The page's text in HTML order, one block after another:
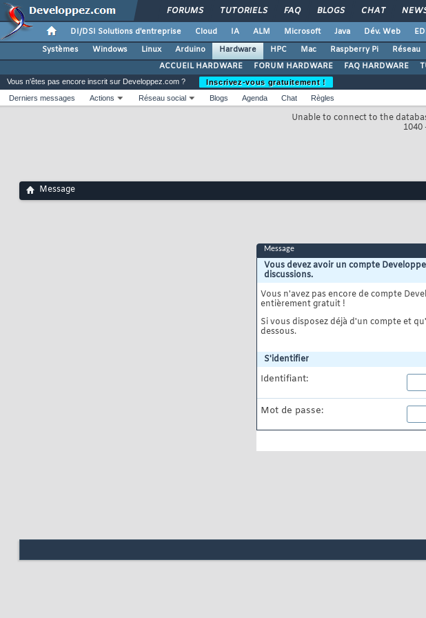
FORUMS TUTORIELS FAQ BLOGS CHAT
DI/DSI Solutions d'entreprise Cloud IA ALM Microsoft Java Dév. Web
Systèmes
Windows Linux Arduino Hardware HPC Mac Raspberry Pi Réseau
ACCUEIL HARDWARE
FORUM HARDWARE FAQ HARDWARE
Unable to connect to the
Vous n'êtes pas encore inscrit sur Developpez.com ?
Inscrivez-vous gratuitement !
Derniers messages
Actions Réseau social Blogs Agenda Chat Règles
Message
Message
Vous devez avoir un compte
discussions.
Vous n'avez pas encore de compte
entièrement gratuit !
Si vous disposez déjà d'un compte et
dessous.
S'identifier
Identifiant:
Mot de passe: